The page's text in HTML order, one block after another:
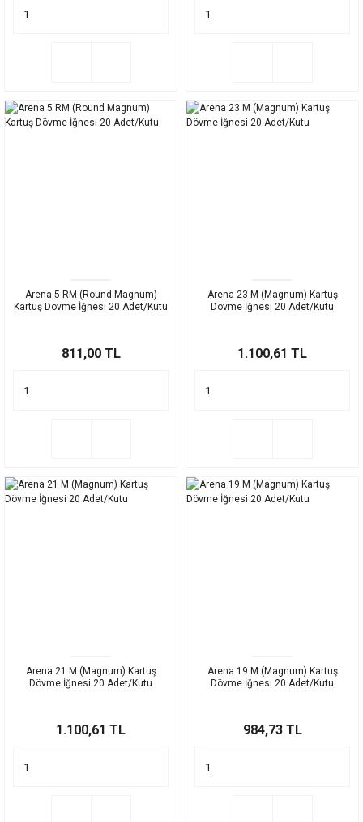
Arena 5 RM (Round Magnum)
Kartuş Dövme İğnesi 20 Adet/Kutu
811,00 TL
Arena 23 M (Magnum) Kartuş
Dövme İğnesi 20 Adet/Kutu
1.100,61 TL
Arena 21 M (Magnum) Kartuş
Dövme İğnesi 20 Adet/Kutu
1.100,61 TL
Arena 19 M (Magnum) Kartuş
Dövme İğnesi 20 Adet/Kutu
984,73 TL